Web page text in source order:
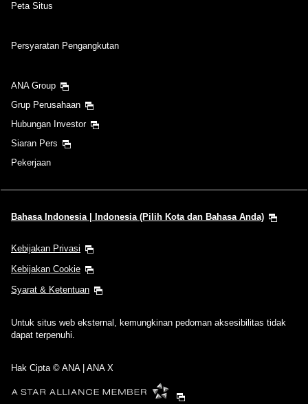
Peta Situs
Persyaratan Pengangkutan
ANA Group
Grup Perusahaan
Hubungan Investor
Siaran Pers
Pekerjaan
Bahasa Indonesia | Indonesia (Pilih Kota dan Bahasa Anda)
Kebijakan Privasi
Kebijakan Cookie
Syarat & Ketentuan
Untuk situs web eksternal, kemungkinan pedoman aksesibilitas tidak
dapat terpenuhi.
Hak Cipta © ANA | ANA X